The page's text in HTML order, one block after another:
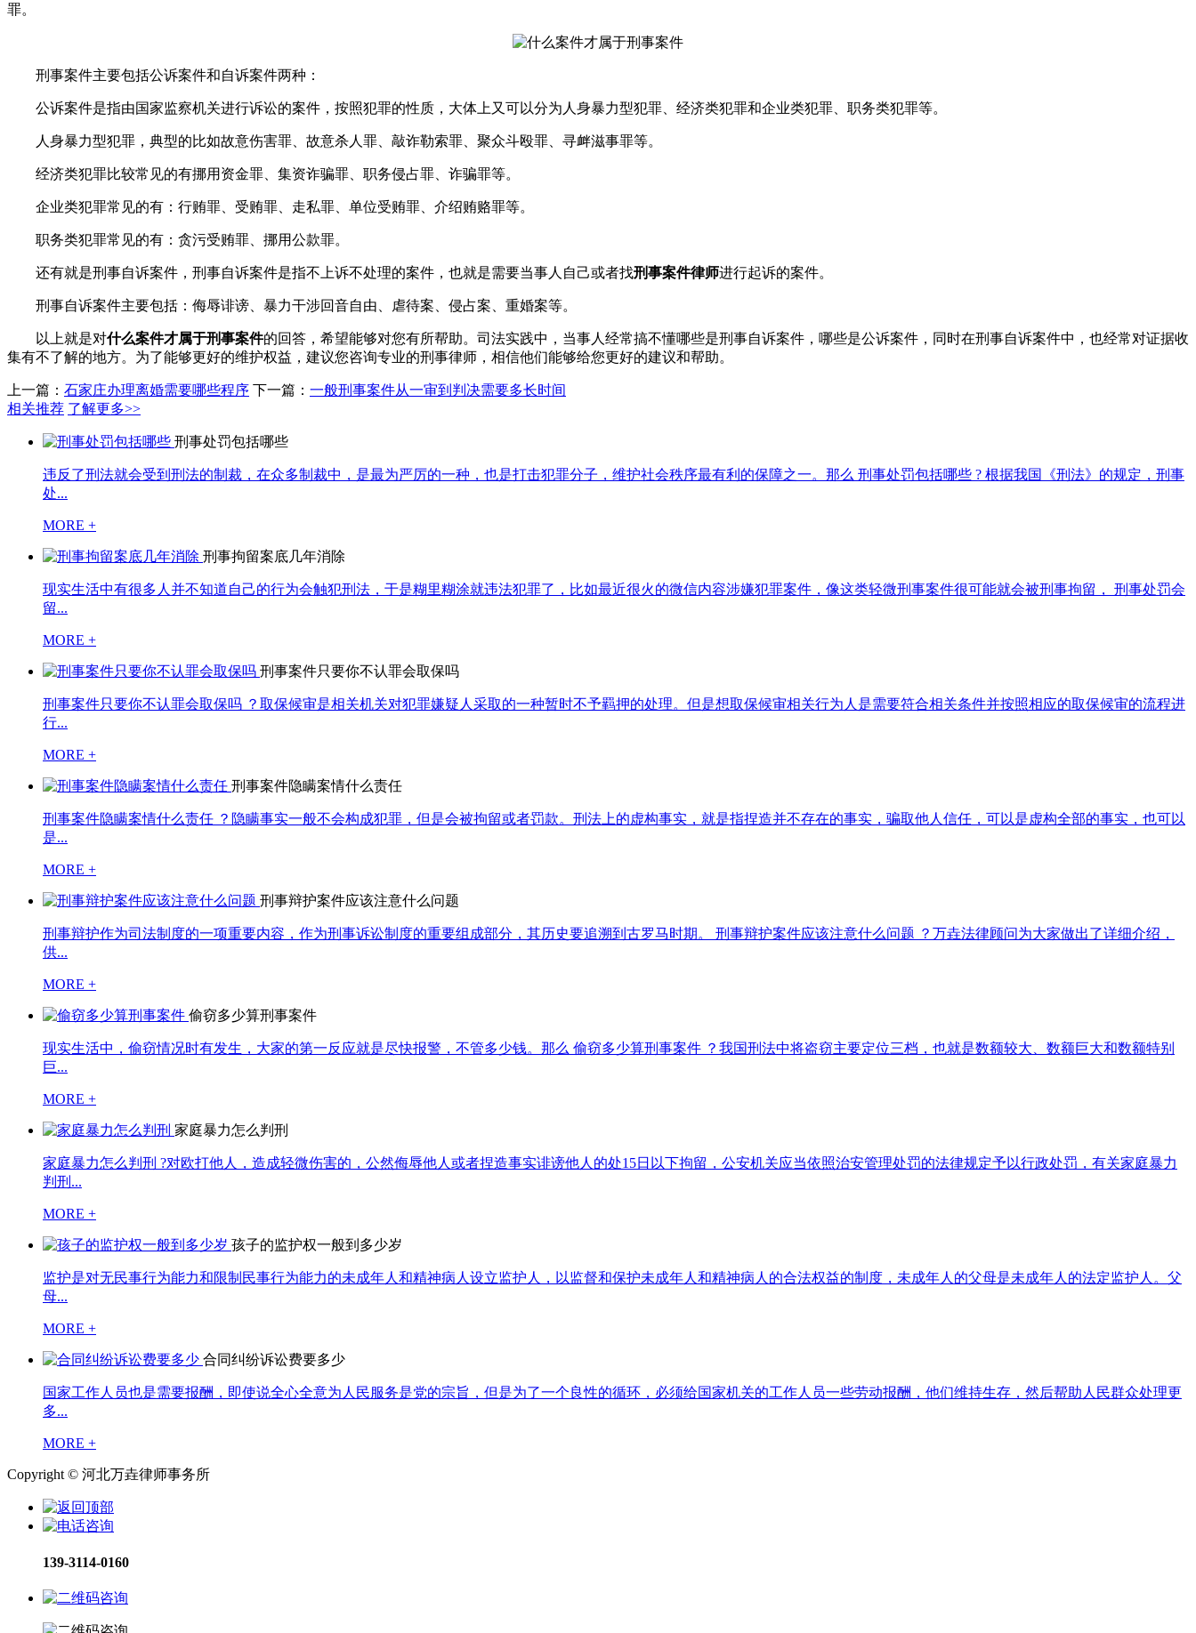
罪。
刑事案件主要包括公诉案件和自诉案件两种：
公诉案件是指由国家监察机关进行诉讼的案件，按照犯罪的性质，大体上又可以分为人身暴力型犯罪、经济类犯罪和企业类犯罪、职务类犯罪等。
人身暴力型犯罪，典型的比如故意伤害罪、故意杀人罪、敲诈勒索罪、聚众斗殴罪、寻衅滋事罪等。
经济类犯罪比较常见的有挪用资金罪、集资诈骗罪、职务侵占罪、诈骗罪等。
企业类犯罪常见的有：行贿罪、受贿罪、走私罪、单位受贿罪、介绍贿赂罪等。
职务类犯罪常见的有：贪污受贿罪、挪用公款罪。
还有就是刑事自诉案件，刑事自诉案件是指不上诉不处理的案件，也就是需要当事人自己或者找刑事案件律师进行起诉的案件。
刑事自诉案件主要包括：侮辱诽谤、暴力干涉回音自由、虐待案、侵占案、重婚案等。
以上就是对什么案件才属于刑事案件的回答，希望能够对您有所帮助。司法实践中，当事人经常搞不懂哪些是刑事自诉案件，哪些是公诉案件，同时在刑事自诉案件中，也经常对证据收
集有不了解的地方。为了能够更好的维护权益，建议您咨询专业的刑事律师，相信他们能够给您更好的建议和帮助。
上一篇： 石家庄办理离婚需要哪些程序 下一篇： 一般刑事案件从一审到判决需要多长时间
相关推荐 了解更多>>
刑事处罚包括哪些
违反了刑法就会受到刑法的制裁，在众多制裁中，是最为严厉的一种，也是打击犯罪分子，维护社会秩序最有利的保障之一。那么 刑事处罚包括哪些 ? 根据我国《刑法》的规定，刑事
处...
MORE +
刑事拘留案底几年消除
现实生活中有很多人并不知道自己的行为会触犯刑法，于是糊里糊涂就违法犯罪了，比如最近很火的微信内容涉嫌犯罪案件，像这类轻微刑事案件很可能就会被刑事拘留， 刑事处罚会
留...
MORE +
刑事案件只要你不认罪会取保吗
刑事案件只要你不认罪会取保吗 ？取保候审是相关机关对犯罪嫌疑人采取的一种暂时不予羁押的处理。但是想取保候审相关行为人是需要符合相关条件并按照相应的取保候审的流程进
行...
MORE +
刑事案件隐瞒案情什么责任
刑事案件隐瞒案情什么责任 ？隐瞒事实一般不会构成犯罪，但是会被拘留或者罚款。刑法上的虚构事实，就是指捏造并不存在的事实，骗取他人信任，可以是虚构全部的事实，也可以
是...
MORE +
刑事辩护案件应该注意什么问题
刑事辩护作为司法制度的一项重要内容，作为刑事诉讼制度的重要组成部分，其历史要追溯到古罗马时期。 刑事辩护案件应该注意什么问题 ？万垚法律顾问为大家做出了详细介绍，
供...
MORE +
偷窃多少算刑事案件
现实生活中，偷窃情况时有发生，大家的第一反应就是尽快报警，不管多少钱。那么 偷窃多少算刑事案件 ？我国刑法中将盗窃主要定位三档，也就是数额较大、数额巨大和数额特别
巨...
MORE +
家庭暴力怎么判刑
家庭暴力怎么判刑 ?对欧打他人，造成轻微伤害的，公然侮辱他人或者捏造事实诽谤他人的处15日以下拘留，公安机关应当依照治安管理处罚的法律规定予以行政处罚，有关家庭暴力
判刑...
MORE +
孩子的监护权一般到多少岁
监护是对无民事行为能力和限制民事行为能力的未成年人和精神病人设立监护人，以监督和保护未成年人和精神病人的合法权益的制度，未成年人的父母是未成年人的法定监护人。父
母...
MORE +
合同纠纷诉讼费要多少
国家工作人员也是需要报酬，即使说全心全意为人民服务是党的宗旨，但是为了一个良性的循环，必须给国家机关的工作人员一些劳动报酬，他们维持生存，然后帮助人民群众处理更
多...
MORE +
Copyright © 河北万垚律师事务所
139-3114-0160